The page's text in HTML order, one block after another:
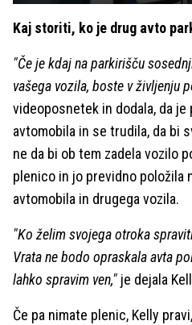
Kaj storiti, ko je drug avto
"Če je kdaj na parkirišču
vašega vozila, boste v življenju
videoposnetek in dodala, da je
avtomobila in se trudila, da bi
ne da bi ob tem zadela vozilo
plenico in jo previdno položila
avtomobila in drugega vozila.
"Ko želim svojega otroka
Vrata ne bodo opraskala avta
lahko spravim ven," je dejala
Če pa nimate plenic, Kelly